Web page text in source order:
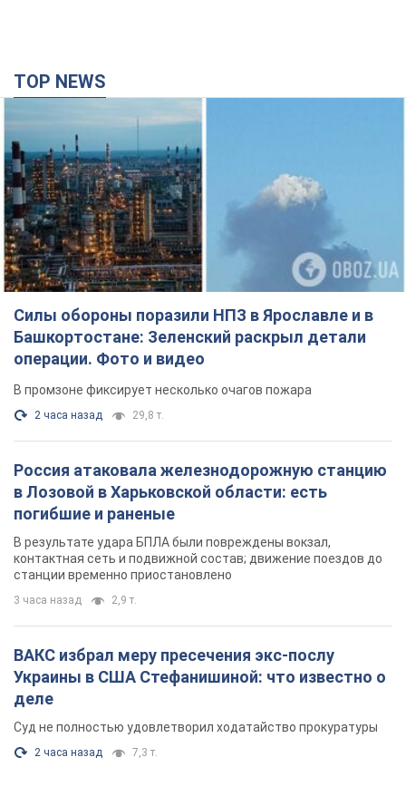
TOP NEWS
Силы обороны поразили НПЗ в Ярославле и в
Башкортостане: Зеленский раскрыл детали
операции. Фото и видео
В промзоне фиксирует несколько очагов пожара
2 часа назад 29,8 т.
Россия атаковала железнодорожную станцию
в Лозовой в Харьковской области: есть
погибшие и раненые
В результате удара БПЛА были повреждены вокзал,
контактная сеть и подвижной состав; движение поездов до
станции временно приостановлено
3 часа назад 2,9 т.
ВАКС избрал меру пресечения экс-послу
Украины в США Стефанишиной: что известно о
деле
Суд не полностью удовлетворил ходатайство прокуратуры
2 часа назад 7,3 т.